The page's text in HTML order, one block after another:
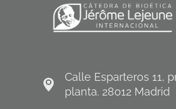
Calle Esparteros 11,
planta. 28012 Madrid